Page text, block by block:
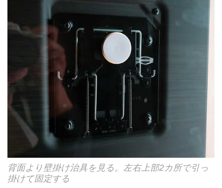
背面より壁掛け治具を見る。左右上部2カ所で引っ
掛けて固定する